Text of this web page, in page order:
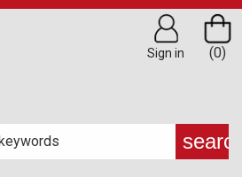
(0)
Sign in